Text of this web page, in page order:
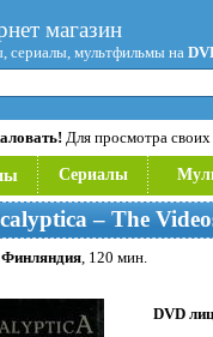
магазин
сериалы, мультфильмы на
Для просмотра своих
Сериалы
‎– The
Финляндия, 120 мин.
DVD